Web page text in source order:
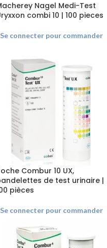
Nagel Medi-Test
combi 10 | 100 pieces
Se connecter pour commander
Combur 10 UX,
de test urinaire |
pièces
Se connecter pour commander